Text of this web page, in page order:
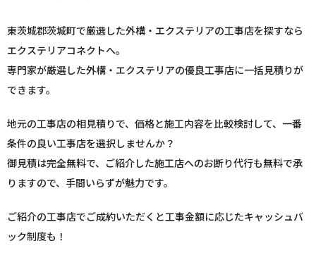
東茨城郡茨城町で厳選した外構・エクステリアの工事店を探すなら
エクステリアコネクトへ。
専門家が厳選した外構・エクステリアの優良工事店に一括見積りが
できます。
地元の工事店の相見積りで、価格と施工内容を比較検討して、一番
条件の良い工事店を選択しませんか？
御見積は完全無料で、ご紹介した施工店へのお断り代行も無料で承
りますので、手間いらずが魅力です。
ご紹介の工事店でご成約いただくと工事金額に応じたキャッシュバ
ック制度も！